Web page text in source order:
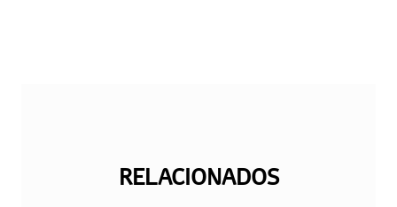
RELACIONADOS